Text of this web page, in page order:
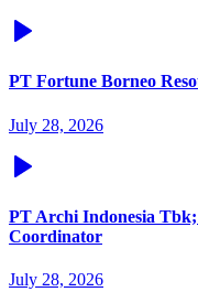
PT Fortune Borneo
July 28, 2026
PT Archi Indonesia
Coordinator
July 28, 2026